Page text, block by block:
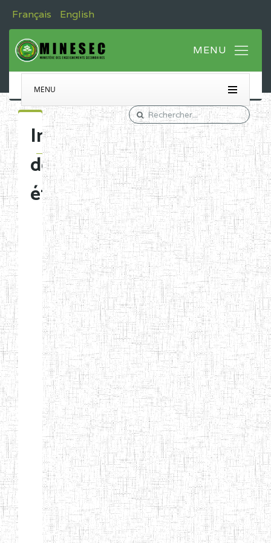
Français English
MENU
Immatriculation
des
établissements
Etablissements
d'enseignement
normal
ENI
Chercher:
Effacer les filtres
Denomination
Type